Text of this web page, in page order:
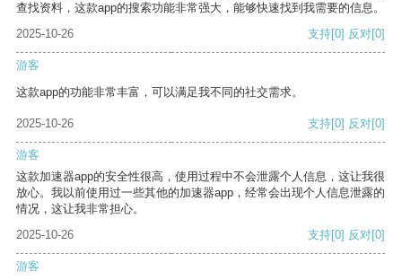
查找资料，这款app的搜索功能非常强大，能够快速找到我需要的信息。
2025-10-26
支持[0] 反对[0]
游客
这款app的功能非常丰富，可以满足我不同的社交需求。
2025-10-26 支持[0] 反对[0]
游客
这款加速器app的安全性很高，使用过程中不会泄露个人信息，这让我很
放心。我以前使用过一些其他的加速器app，经常会出现个人信息泄露的
情况，这让我非常担心。
2025-10-26
支持[0] 反对[0]
游客